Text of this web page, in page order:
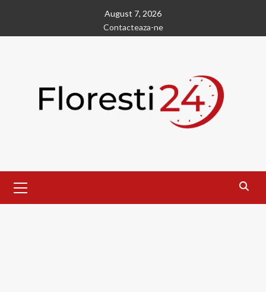
content
August 7, 2026
Contacteaza-ne
Menu